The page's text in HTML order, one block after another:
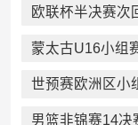
欧联杯半决赛次
蒙太古U16小组
世预赛欧洲区小
男篮非锦赛14决